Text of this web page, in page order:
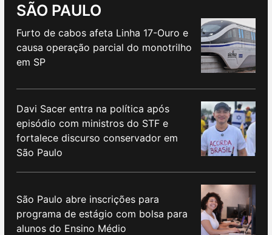
SÃO PAULO
Furto de cabos afeta Linha 17-Ouro e
causa operação parcial do monotrilho
em SP
Davi Sacer entra na política após
episódio com ministros do STF e
fortalece discurso conservador em
São Paulo
São Paulo abre inscrições para
programa de estágio com bolsa para
alunos do Ensino Médio